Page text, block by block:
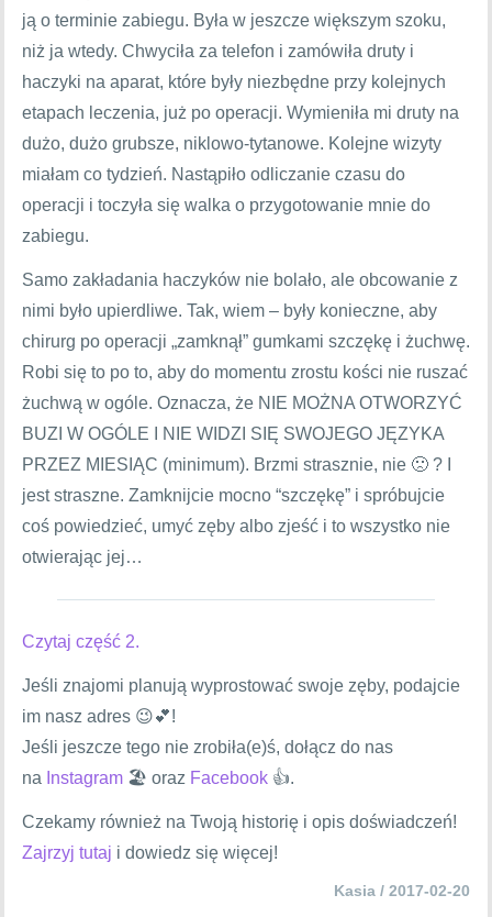
ją o terminie zabiegu. Była w jeszcze większym szoku,
niż ja wtedy. Chwyciła za telefon i zamówiła druty i
haczyki na aparat, które były niezbędne przy kolejnych
etapach leczenia, już po operacji. Wymieniła mi druty na
dużo, dużo grubsze, niklowo-tytanowe. Kolejne wizyty
miałam co tydzień. Nastąpiło odliczanie czasu do
operacji i toczyła się walka o przygotowanie mnie do
zabiegu.
Samo zakładania haczyków nie bolało, ale obcowanie z
nimi było upierdliwe. Tak, wiem – były konieczne, aby
chirurg po operacji „zamknął” gumkami szczękę i żuchwę.
Robi się to po to, aby do momentu zrostu kości nie ruszać
żuchwą w ogóle. Oznacza, że NIE MOŻNA OTWORZYĆ
BUZI W OGÓLE I NIE WIDZI SIĘ SWOJEGO JĘZYKA
PRZEZ MIESIĄC (minimum). Brzmi strasznie, nie 🙁 ? I
jest straszne. Zamknijcie mocno “szczękę” i spróbujcie
coś powiedzieć, umyć zęby albo zjeść i to wszystko nie
otwierając jej…
Czytaj część 2.
Jeśli znajomi planują wyprostować swoje zęby, podajcie
im nasz adres 😉💕!
Jeśli jeszcze tego nie zrobiła(e)ś, dołącz do nas
na Instagram 🏖 oraz Facebook 👍.
Czekamy również na Twoją historię i opis doświadczeń!
Zajrzyj tutaj i dowiedz się więcej!
Kasia / 2017-02-20